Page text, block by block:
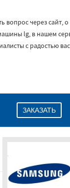
вопрос через сайт,
lg, в нашем
с радостью
ЗАКАЗАТЬ